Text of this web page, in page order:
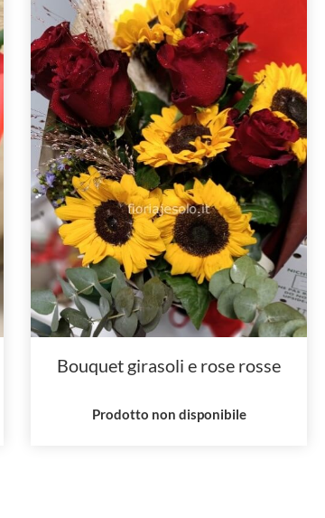
Bouquet girasoli e rose rosse
Prodotto non disponibile